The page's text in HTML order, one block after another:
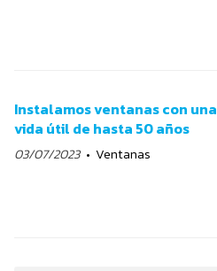
Instalamos ventanas con una
vida útil de hasta 50 años
03/07/2023 Ventanas